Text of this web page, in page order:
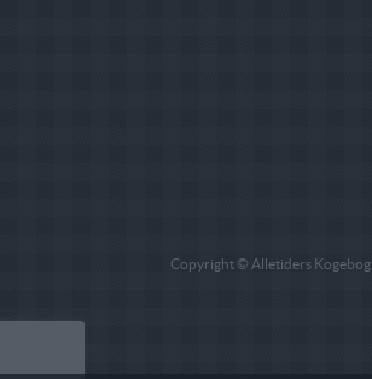
Copyright © Alletiders Kogebog